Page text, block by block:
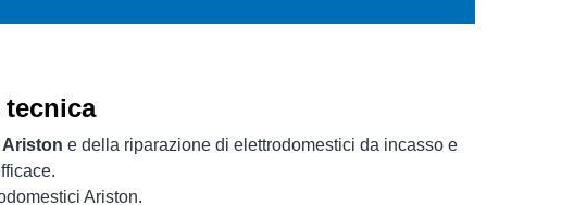
e della riparazione di elettrodomestici da incasso e
Ariston.